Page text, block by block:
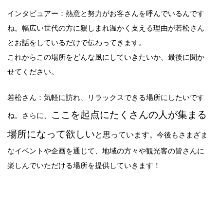
インタビュアー：熱意と努力がお客さんを呼んでいるんです
ね。幅広い世代の方に親しまれ温かく支える理由が若松さん
とお話をしているだけで伝わってきます。
これからこの場所をどんな風にしていきたいか、最後に聞か
せてください。
若松さん：気軽に訪れ、リラックスできる場所にしたいです
ね。さらに、
ここを起点にたくさんの人が集まる
場所になって欲しいと思っています。今後もさまざま
なイベントや企画を通じて、地域の方々や観光客の皆さんに
楽しんでいただける場所を提供していきます！